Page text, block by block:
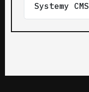
Systemy CMS